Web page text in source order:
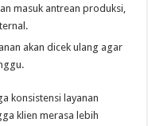
masuk antrean produksi,
akan dicek ulang agar
konsistensi layanan
klien merasa lebih